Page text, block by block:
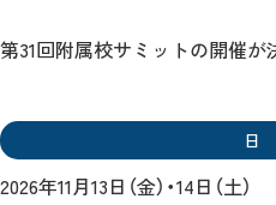
第31回附属校サミットの開催が
日
2026年11月13日（金）・14日（土）